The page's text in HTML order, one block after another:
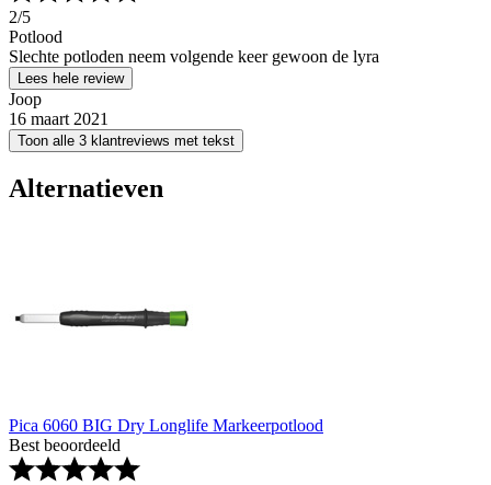
2/5
Potlood
Slechte potloden neem volgende keer gewoon de lyra
Lees hele review
Joop
16 maart 2021
Toon alle 3 klantreviews met tekst
Alternatieven
Pica 6060 BIG Dry Longlife Markeerpotlood
Best beoordeeld